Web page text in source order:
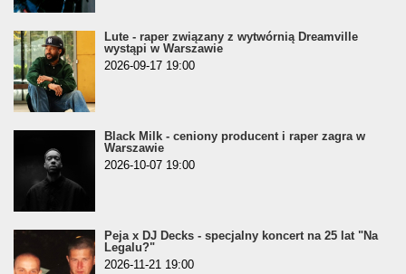
Lute - raper związany z wytwórnią Dreamville
wystąpi w Warszawie
2026-09-17 19:00
Black Milk - ceniony producent i raper zagra w
Warszawie
2026-10-07 19:00
Peja x DJ Decks - specjalny koncert na 25 lat "Na
Legalu?"
2026-11-21 19:00